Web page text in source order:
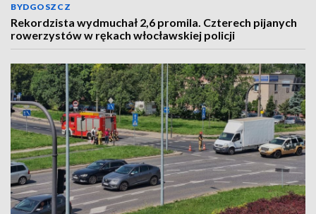
BYDGOSZCZ
Rekordzista wydmuchał 2,6 promila. Czterech pijanych
rowerzystów w rękach włocławskiej policji